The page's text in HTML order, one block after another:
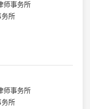
师事务所
务所
师事务所
务所